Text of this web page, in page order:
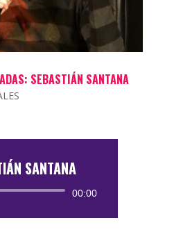
SEBASTIÁN SANTANA
SANTANA
Reproductor
00:00